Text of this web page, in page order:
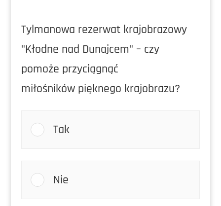
Tylmanowa rezerwat krajobrazowy
"Kłodne nad Dunajcem" – czy
pomoże przyciągnąć
miłośników pięknego krajobrazu?
Tak
Nie